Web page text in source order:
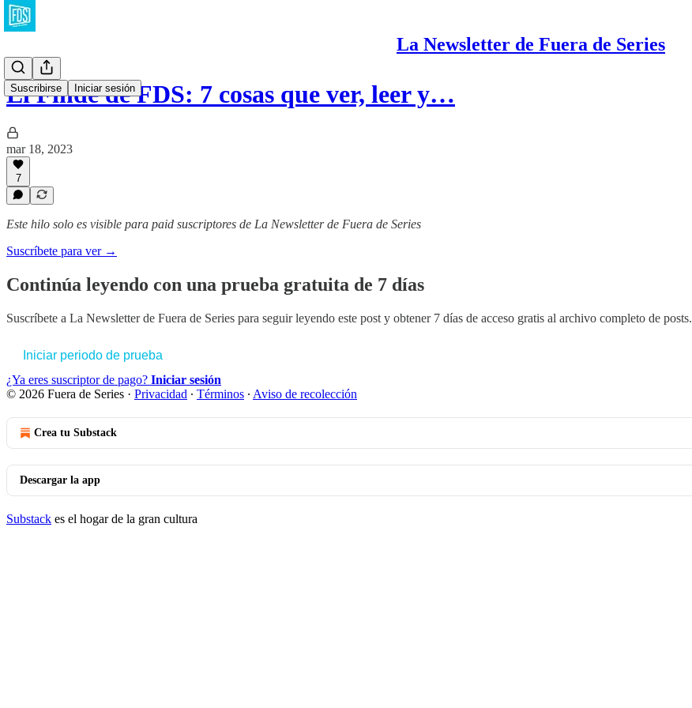
La Newsletter de Fuera de Series
Suscribirse Iniciar sesión
El Finde de FDS: 7 cosas que ver, leer y…
mar 18, 2023
7
Este hilo solo es visible para paid suscriptores de La Newsletter de Fuera de Series
Suscríbete para ver →
Continúa leyendo con una prueba gratuita de 7 días
Suscríbete a La Newsletter de Fuera de Series para seguir leyendo este post y obtener 7 días de acceso gratis al archivo completo de posts.
Iniciar periodo de prueba
¿Ya eres suscriptor de pago? Iniciar sesión
© 2026 Fuera de Series · Privacidad ∙ Términos ∙ Aviso de recolección
Crea tu Substack
Descargar la app
Substack es el hogar de la gran cultura